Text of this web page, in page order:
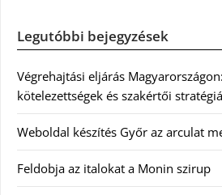
Legutóbbi bejegyzések
Végrehajtási eljárás
kötelezettségek és szakértői
Weboldal készítés Győr az arculat
Feldobja az italokat a Monin szirup